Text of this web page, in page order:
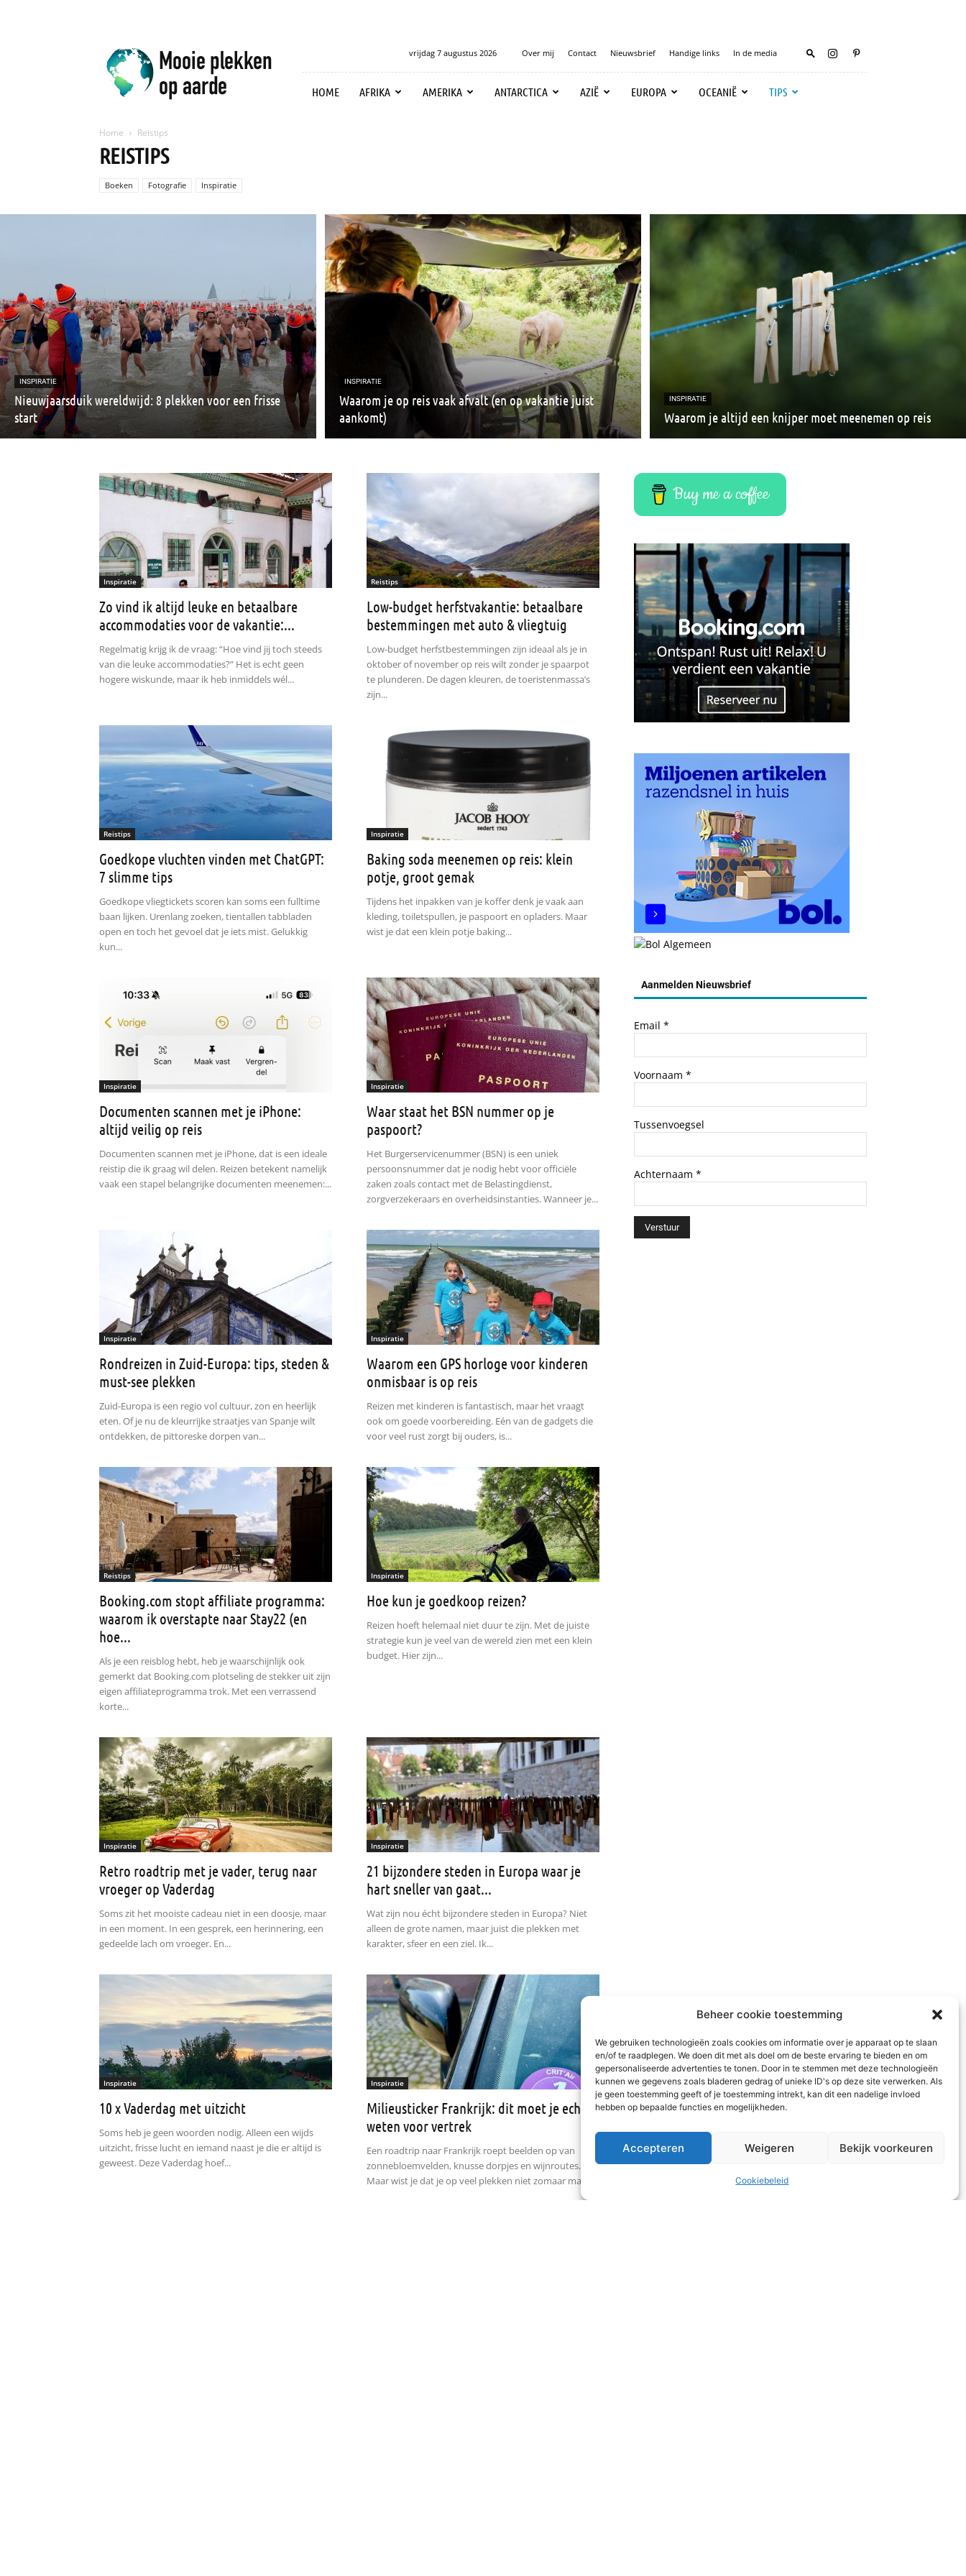
Beheer cookie toestemming
We gebruiken technologieën zoals cookies om informatie over je apparaat op te slaan
en/of te raadplegen. We doen dit met als doel om de beste ervaring te bieden en om
gepersonaliseerde advertenties te tonen. Door in te stemmen met deze technologieën
kunnen we gegevens zoals bladeren gedrag of unieke ID's op deze site verwerken. Als
je geen toestemming geeft of je toestemming intrekt, kan dit een nadelige invloed
hebben op bepaalde functies en mogelijkheden.
Accepteren Weigeren Bekijk voorkeuren
Cookiebeleid
Mooie
plekken
op
aarde
vrijdag 7 augustus 2026 Over mij Contact Nieuwsbrief Handige links In de media
HOME AFRIKA AMERIKA ANTARCTICA AZIË EUROPA OCEANIË TIPS
Home Reistips
REISTIPS
Boeken Fotografie Inspiratie
INSPIRATIE
Nieuwjaarsduik wereldwijd: 8 plekken voor een frisse
start
INSPIRATIE
Waarom je op reis vaak afvalt (en op vakantie juist
aankomt)
INSPIRATIE
Waarom je altijd een knijper moet meenemen op reis
Inspiratie
Zo vind ik altijd leuke en betaalbare
accommodaties voor de vakantie:...
Regelmatig krijg ik de vraag: “Hoe vind jij toch steeds
van die leuke accommodaties?” Het is echt geen
hogere wiskunde, maar ik heb inmiddels wél...
Reistips
Low-budget herfstvakantie: betaalbare
bestemmingen met auto & vliegtuig
Low-budget herfstbestemmingen zijn ideaal als je in
oktober of november op reis wilt zonder je spaarpot
te plunderen. De dagen kleuren, de toeristenmassa’s
zijn...
Reistips
Goedkope vluchten vinden met ChatGPT:
7 slimme tips
Goedkope vliegtickets scoren kan soms een fulltime
baan lijken. Urenlang zoeken, tientallen tabbladen
open en toch het gevoel dat je iets mist. Gelukkig
kun...
Inspiratie
Baking soda meenemen op reis: klein
potje, groot gemak
Tijdens het inpakken van je koffer denk je vaak aan
kleding, toiletspullen, je paspoort en opladers. Maar
wist je dat een klein potje baking...
Inspiratie
Documenten scannen met je iPhone:
altijd veilig op reis
Documenten scannen met je iPhone, dat is een ideale
reistip die ik graag wil delen. Reizen betekent namelijk
vaak een stapel belangrijke documenten meenemen:...
Inspiratie
Waar staat het BSN nummer op je
paspoort?
Het Burgerservicenummer (BSN) is een uniek
persoonsnummer dat je nodig hebt voor officiële
zaken zoals contact met de Belastingdienst,
zorgverzekeraars en overheidsinstanties. Wanneer je...
Inspiratie
Rondreizen in Zuid-Europa: tips, steden &
must-see plekken
Zuid-Europa is een regio vol cultuur, zon en heerlijk
eten. Of je nu de kleurrijke straatjes van Spanje wilt
ontdekken, de pittoreske dorpen van...
Inspiratie
Waarom een GPS horloge voor kinderen
onmisbaar is op reis
Reizen met kinderen is fantastisch, maar het vraagt
ook om goede voorbereiding. Eén van de gadgets die
voor veel rust zorgt bij ouders, is...
Reistips
Booking.com stopt affiliate programma:
waarom ik overstapte naar Stay22 (en
hoe...
Als je een reisblog hebt, heb je waarschijnlijk ook
gemerkt dat Booking.com plotseling de stekker uit zijn
eigen affiliateprogramma trok. Met een verrassend
korte...
Inspiratie
Hoe kun je goedkoop reizen?
Reizen hoeft helemaal niet duur te zijn. Met de juiste
strategie kun je veel van de wereld zien met een klein
budget. Hier zijn...
Inspiratie
Retro roadtrip met je vader, terug naar
vroeger op Vaderdag
Soms zit het mooiste cadeau niet in een doosje, maar
in een moment. In een gesprek, een herinnering, een
gedeelde lach om vroeger. En...
Inspiratie
21 bijzondere steden in Europa waar je
hart sneller van gaat...
Wat zijn nou écht bijzondere steden in Europa? Niet
alleen de grote namen, maar juist die plekken met
karakter, sfeer en een ziel. Ik...
Inspiratie
10 x Vaderdag met uitzicht
Soms heb je geen woorden nodig. Alleen een wijds
uitzicht, frisse lucht en iemand naast je die er altijd is
geweest. Deze Vaderdag hoef...
Inspiratie
Milieusticker Frankrijk: dit moet je echt
weten voor vertrek
Een roadtrip naar Frankrijk roept beelden op van
zonnebloemvelden, knusse dorpjes en wijnroutes.
Maar wist je dat je op veel plekken niet zomaar mag...
Buy me a coffee
Aanmelden Nieuwsbrief
Email *
Voornaam *
Tussenvoegsel
Achternaam *